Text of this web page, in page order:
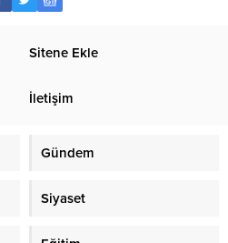
Sitene Ekle
İletişim
Gündem
Siyaset